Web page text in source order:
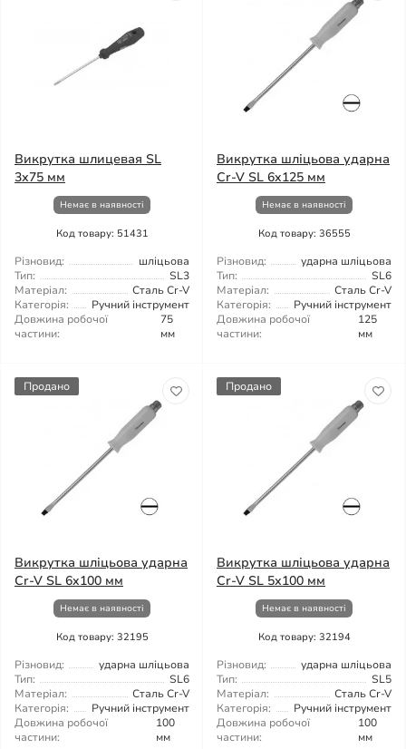
Викрутка шлицевая SL
3х75 мм
Немає в наявності
Код товару: 51431
Різновид:
шліцьова
Тип:
SL3
Матеріал:
Сталь Cr-V
Категорія:
Ручний інструмент
Довжина робочої
частини:
75
мм
Викрутка шліцьова ударна
Cr-V SL 6x125 мм
Немає в наявності
Код товару: 36555
Різновид:
ударна шліцьова
Тип:
SL6
Матеріал:
Сталь Cr-V
Категорія:
Ручний інструмент
Довжина робочої
частини:
125
мм
Продано
Викрутка шліцьова ударна
Cr-V SL 6x100 мм
Немає в наявності
Код товару: 32195
Різновид:
ударна шліцьова
Тип:
SL6
Матеріал:
Сталь Cr-V
Категорія:
Ручний інструмент
Довжина робочої
частини:
100
мм
Продано
Викрутка шліцьова ударна
Cr-V SL 5х100 мм
Немає в наявності
Код товару: 32194
Різновид:
ударна шліцьова
Тип:
SL5
Матеріал:
Сталь Cr-V
Категорія:
Ручний інструмент
Довжина робочої
частини:
100
мм